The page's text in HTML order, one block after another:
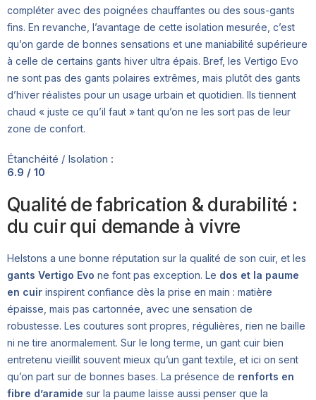
compléter avec des poignées chauffantes ou des sous-gants
fins. En revanche, l’avantage de cette isolation mesurée, c’est
qu’on garde de bonnes sensations et une maniabilité supérieure
à celle de certains gants hiver ultra épais. Bref, les Vertigo Evo
ne sont pas des gants polaires extrêmes, mais plutôt des gants
d’hiver réalistes pour un usage urbain et quotidien. Ils tiennent
chaud « juste ce qu’il faut » tant qu’on ne les sort pas de leur
zone de confort.
Étanchéité / Isolation :
6.9 / 10
Qualité de fabrication & durabilité :
du cuir qui demande à vivre
Helstons a une bonne réputation sur la qualité de son cuir, et les
gants Vertigo Evo ne font pas exception. Le dos et la paume
en cuir inspirent confiance dès la prise en main : matière
épaisse, mais pas cartonnée, avec une sensation de
robustesse. Les coutures sont propres, régulières, rien ne baille
ni ne tire anormalement. Sur le long terme, un gant cuir bien
entretenu vieillit souvent mieux qu’un gant textile, et ici on sent
qu’on part sur de bonnes bases. La présence de renforts en
fibre d’aramide sur la paume laisse aussi penser que la